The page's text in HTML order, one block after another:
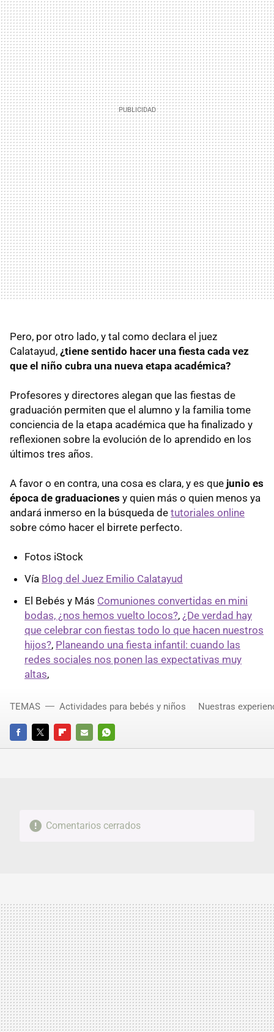
Pero, por otro lado, y tal como declara el juez
Calatayud, ¿tiene sentido hacer una fiesta cada vez
que el niño cubra una nueva etapa académica?
Profesores y directores alegan que las fiestas de
graduación permiten que el alumno y la familia tome
conciencia de la etapa académica que ha finalizado y
reflexionen sobre la evolución de lo aprendido en los
últimos tres años.
A favor o en contra, una cosa es clara, y es que junio es
época de graduaciones y quien más o quien menos ya
andará inmerso en la búsqueda de tutoriales online
sobre cómo hacer el birrete perfecto.
Fotos iStock
Vía Blog del Juez Emilio Calatayud
El Bebés y Más Comuniones convertidas en mini
bodas, ¿nos hemos vuelto locos?, ¿De verdad hay
que celebrar con fiestas todo lo que hacen nuestros
hijos?, Planeando una fiesta infantil: cuando las
redes sociales nos ponen las expectativas muy
altas,
FACEBOOKTWITTERFLIPBOARD
E-
WHATSAPP
TEMAS Actividades para bebés y niños Nuestras
Comentarios cerrados